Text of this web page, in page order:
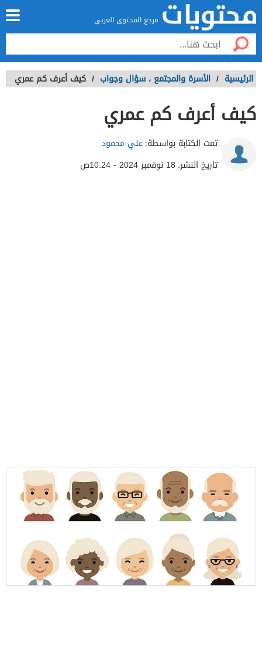
مرجع المحتوى العربي
الرئيسية / الأسرة والمجتمع ، سؤال وجواب / كيف أعرف كم عمري
كيف أعرف كم عمري
تمت الكتابة بواسطة:علي محمود
تاريخ النشر: 18 نوفمبر 2024 - 10:24ص